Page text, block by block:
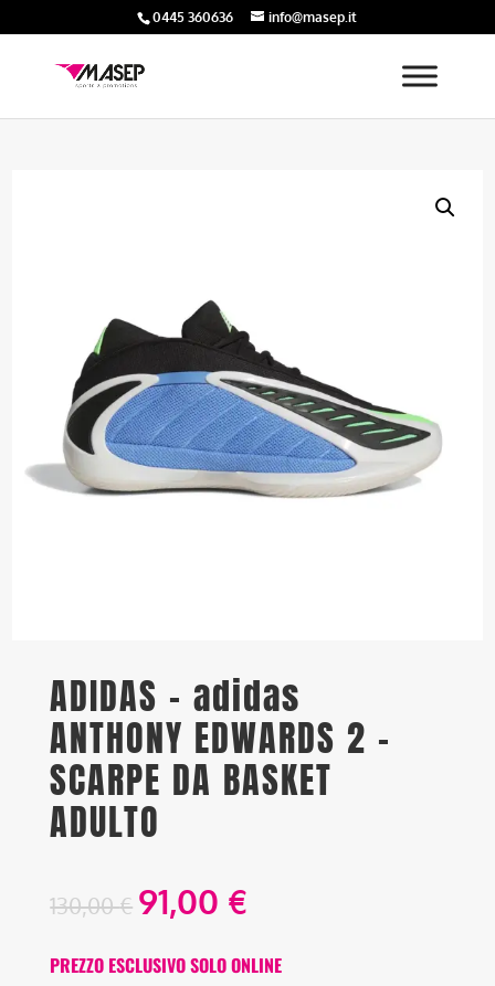
0445 360636 info@masep.it
ADIDAS – adidas
ANTHONY EDWARDS 2 –
SCARPE DA BASKET
ADULTO
130,00€ 91,00 €
PREZZO ESCLUSIVO SOLO ONLINE